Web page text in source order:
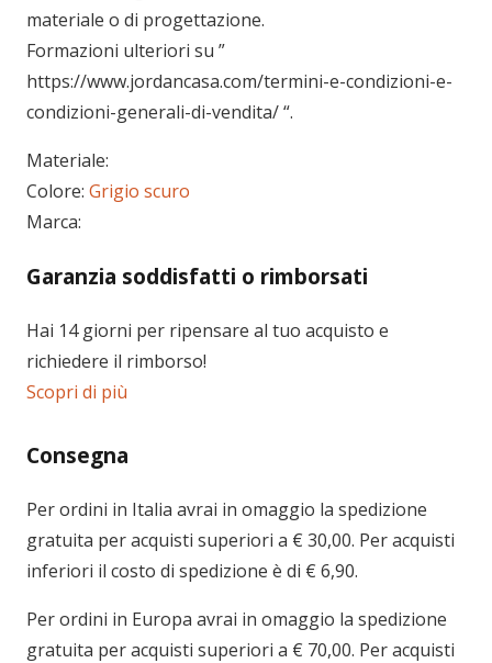
Garanzia soddisfatti o rimborsati
Hai 14 giorni per ripensare al tuo acquisto e
richiedere il rimborso!
Scopri di più
Consegna
Per ordini in Italia avrai in omaggio la spedizione
gratuita per acquisti superiori a € 30,00. Per acquisti
inferiori il costo di spedizione è di € 6,90.
Per ordini in Europa avrai in omaggio la spedizione
gratuita per acquisti superiori a € 70,00. Per acquisti
materiale o di progettazione.
Formazioni ulteriori su ”
https://www.jordancasa.com/termini-e-condizioni-e-
condizioni-generali-di-vendita/“.
Materiale:
Colore: Grigio scuro
Marca: